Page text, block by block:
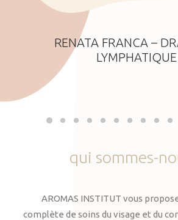
RENATA FRANCA –
LYMPHATIQUE
qui sommes-
AROMAS INSTITUT vous
complète de soins du visage et du